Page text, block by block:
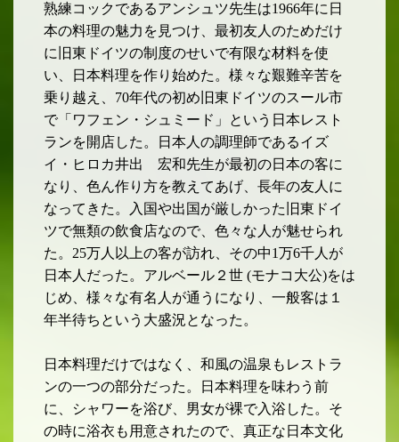
熟練コックであるアンシュツ先生は1966年に日
本の料理の魅力を見つけ、最初友人のためだけ
に旧東ドイツの制度のせいで有限な材料を使
い、日本料理を作り始めた。様々な艱難辛苦を
乗り越え、 70年代の初め旧東ドイツのスール市
で「ワフェン・シュミード」という日本レスト
ランを開店した。日本人の調理師であるイズ
イ・ヒロカ井出 宏和先生が最初の日本の客に
なり、色ん作り方を教えてあげ、長年の友人に
なってきた。入国や出国が厳しかった旧東ドイ
ツで無類の飲食店なので、色々な人が魅せられ
た。 25万人以上の客が訪れ、その中1万6千人が
日本人 だった。アルベール２世 (モナコ大公)をは
じめ、様々な有名人が通うになり、一般客は１
年半待ちという大盛況となった。
日本料理だけではなく、和風の温泉もレストラ
ンの一つの部分だった。日本料理を味わう前
に、シャワーを浴び、男女が裸で入浴した。そ
の時に浴衣も用意されたので、真正な日本文化